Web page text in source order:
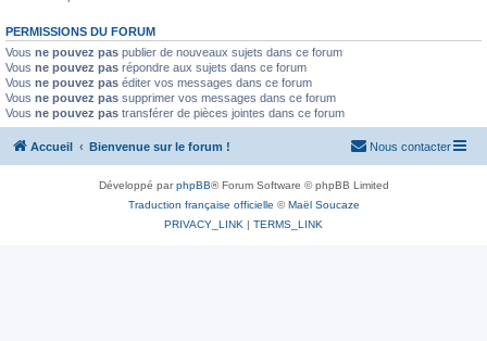
PERMISSIONS DU FORUM
Vous ne pouvez pas publier de nouveaux sujets dans ce forum
Vous ne pouvez pas répondre aux sujets dans ce forum
Vous ne pouvez pas éditer vos messages dans ce forum
Vous ne pouvez pas supprimer vos messages dans ce forum
Vous ne pouvez pas transférer de pièces jointes dans ce forum
Accueil Bienvenue sur le forum ! Nous contacter
Développé parphpBB® Forum Software © phpBB Limited
Traduction française officielle ©Maël Soucaze
PRIVACY_LINK | TERMS_LINK